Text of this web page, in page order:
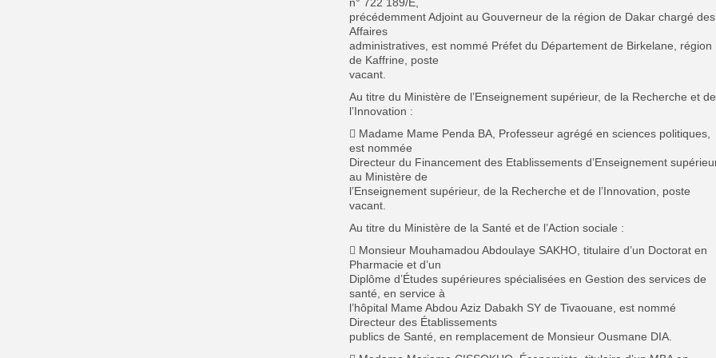
précédemment Adjoint au Gouverneur de la région de Dakar chargé des
Affaires
administratives, est nommé Préfet du Département de Birkelane, région
de Kaffrine, poste
vacant.
Au titre du Ministère de l’Enseignement supérieur, de la Recherche et de
l’Innovation :
 Madame Mame Penda BA, Professeur agrégé en sciences politiques,
est nommée
Directeur du Financement des Etablissements d’Enseignement
au Ministère de
l’Enseignement supérieur, de la Recherche et de l’Innovation, poste
vacant.
Au titre du Ministère de la Santé et de l’Action sociale :
 Monsieur Mouhamadou Abdoulaye SAKHO, titulaire d’un Doctorat en
Pharmacie et d’un
Diplôme d’Études supérieures spécialisées en Gestion des services de
santé, en service à
l’hôpital Mame Abdou Aziz Dabakh SY de Tivaouane, est nommé
Directeur des Établissements
publics de Santé, en remplacement de Monsieur Ousmane DIA.